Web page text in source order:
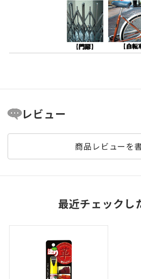
レビュー
商品レビューを
最近チェックし